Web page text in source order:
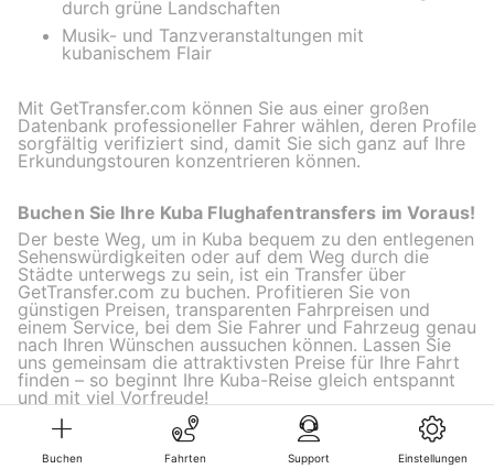
Buchen Fahrten Support Einstellungen
durch grüne Landschaften
Musik- und Tanzveranstaltungen mit
kubanischem Flair
Mit GetTransfer.com können Sie aus einer großen
Datenbank professioneller Fahrer wählen, deren Profile
sorgfältig verifiziert sind, damit Sie sich ganz auf Ihre
Erkundungstouren konzentrieren können.
Buchen Sie Ihre Kuba Flughafentransfers im Voraus!
Der beste Weg, um in Kuba bequem zu den entlegenen
Sehenswürdigkeiten oder auf dem Weg durch die
Städte unterwegs zu sein, ist ein Transfer über
GetTransfer.com zu buchen. Profitieren Sie von
günstigen Preisen, transparenten Fahrpreisen und
einem Service, bei dem Sie Fahrer und Fahrzeug genau
nach Ihren Wünschen aussuchen können. Lassen Sie
uns gemeinsam die attraktivsten Preise für Ihre Fahrt
finden – so beginnt Ihre Kuba-Reise gleich entspannt
und mit viel Vorfreude!
Havanna Santiago de Cuba